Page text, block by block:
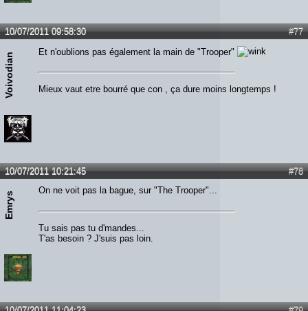
#77
10/07/2011 09:58:30
Voivodian Et n'oublions pas également la main de "Trooper"
Mieux vaut etre bourré que con , ça dure moins longtemps !
#78
10/07/2011 10:21:45
Emrys
On ne voit pas la bague, sur "The Trooper"...
Tu sais pas tu d'mandes...
T'as besoin ? J'suis pas loin.